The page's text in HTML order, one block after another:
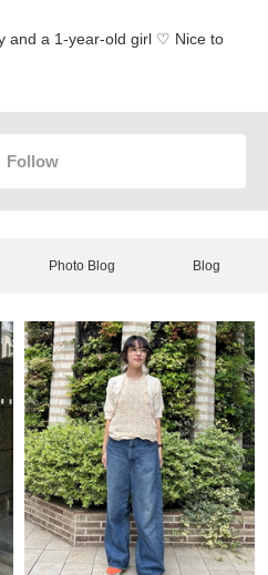
and a 1-year-old girl ♡ Nice to
Follow
Photo Blog Blog